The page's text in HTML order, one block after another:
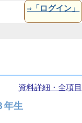
⇒「ログイン」
資料詳細・全項目
年生